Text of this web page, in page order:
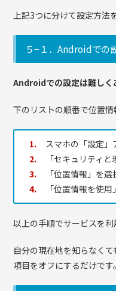
上記3つに分けて設定方法
５−１．Androidでの
Androidでの設定は難しく
下のリストの順番で位置情
スマホの「設定」
「セキュリティ
「位置情報」を選
「位置情報を使
以上の手順でサービスを利
自分の現在地を知らなく
項目をオフにするだけです。